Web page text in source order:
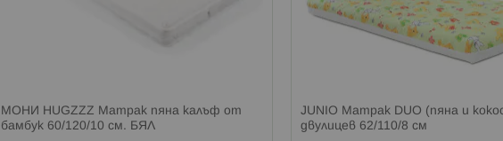
МОНИ HUGZZZ Матрак пяна калъф от
бамбук 60/120/10 см. БЯЛ
JUNIO Матрак DUO (пяна и
двулицев 62/110/8 см